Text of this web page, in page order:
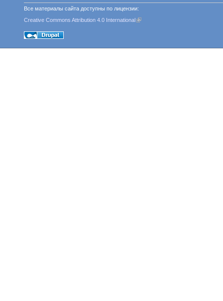
Все материалы сайта доступны по лицензии:
Creative Commons Attribution 4.0 International